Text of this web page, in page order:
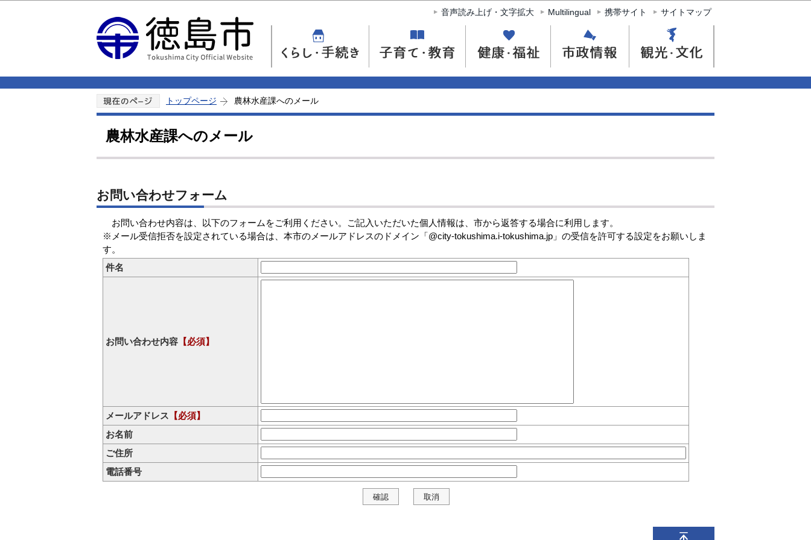
このページの本文へ移動
音声読み上げ・文字拡大 Multilingual 携帯サイト サイトマップ
トップページ 農林水産課へのメール
農林水産課へのメール
お問い合わせフォーム
お問い合わせ内容は、以下のフォームをご利用ください。ご記入いただいた個人情報は、市から返答する場合に利用します。
※メール受信拒否を設定されている場合は、本市のメールアドレスのドメイン「@city-tokushima.i-tokushima.jp」の受信を許可する設定をお願いしま
す。
件名
お問い合わせ内容 【必須】
メールアドレス 【必須】
お名前
ご住所
電話番号